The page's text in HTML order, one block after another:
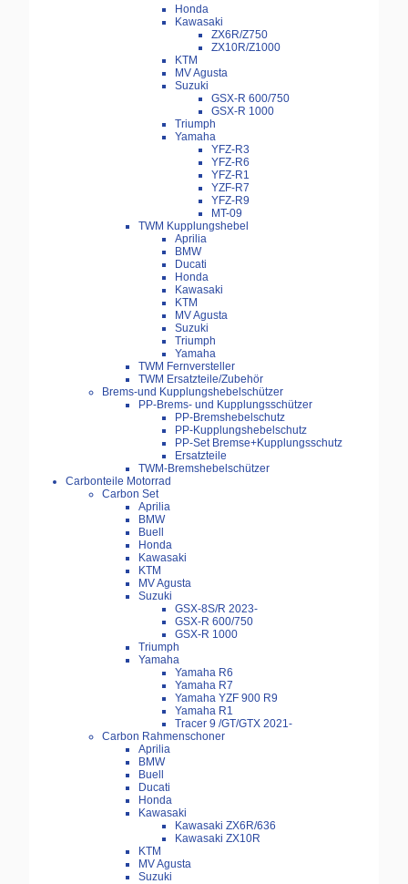
Honda
Kawasaki
ZX6R/Z750
ZX10R/Z1000
KTM
MV Agusta
Suzuki
GSX-R 600/750
GSX-R 1000
Triumph
Yamaha
YFZ-R3
YFZ-R6
YFZ-R1
YZF-R7
YFZ-R9
MT-09
TWM Kupplungshebel
Aprilia
BMW
Ducati
Honda
Kawasaki
KTM
MV Agusta
Suzuki
Triumph
Yamaha
TWM Fernversteller
TWM Ersatzteile/Zubehör
Brems-und Kupplungshebelschützer
PP-Brems- und Kupplungsschützer
PP-Bremshebelschutz
PP-Kupplungshebelschutz
PP-Set Bremse+Kupplungsschutz
Ersatzteile
TWM-Bremshebelschützer
Carbonteile Motorrad
Carbon Set
Aprilia
BMW
Buell
Honda
Kawasaki
KTM
MV Agusta
Suzuki
GSX-8S/R 2023-
GSX-R 600/750
GSX-R 1000
Triumph
Yamaha
Yamaha R6
Yamaha R7
Yamaha YZF 900 R9
Yamaha R1
Tracer 9 /GT/GTX 2021-
Carbon Rahmenschoner
Aprilia
BMW
Buell
Ducati
Honda
Kawasaki
Kawasaki ZX6R/636
Kawasaki ZX10R
KTM
MV Agusta
Suzuki